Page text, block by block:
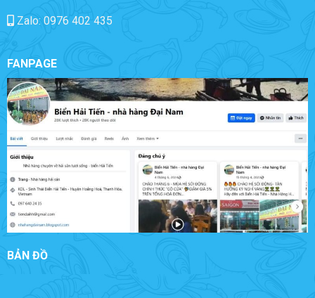
Zalo: 0976 402 435
FANPAGE
BẢN ĐỒ